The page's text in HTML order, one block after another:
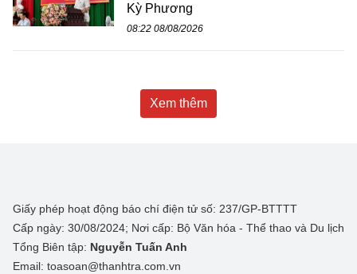
Kỳ Phương
08:22 08/08/2026
Xem thêm
Giấy phép hoạt động báo chí điện tử số: 237/GP-BTTTT
Cấp ngày: 30/08/2024; Nơi cấp: Bộ Văn hóa - Thể thao và Du lịch
Tổng Biên tập: Nguyễn Tuấn Anh
Email: toasoan@thanhtra.com.vn